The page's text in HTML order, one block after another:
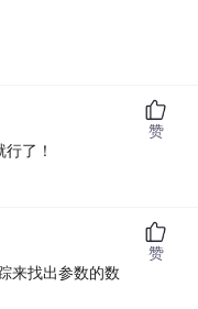
了！
赞
来找出参数的数
赞